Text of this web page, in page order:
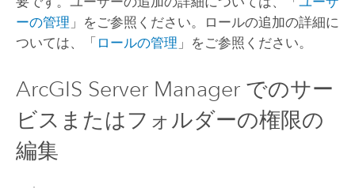
ーの管理 」をご参照ください。ロールの追加の詳細に
ついては、「 ロールの管理 」をご参照ください。
ArcGIS Server Manager でのサー
ビスまたはフォルダーの権限の
編集